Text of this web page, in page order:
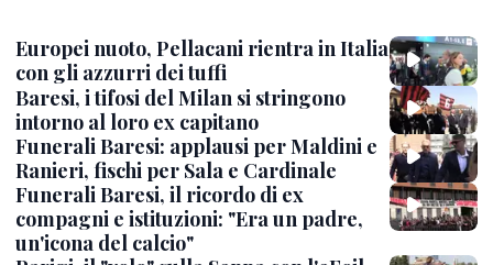
Europei nuoto, Pellacani rientra in Italia
con gli azzurri dei tuffi
Baresi, i tifosi del Milan si stringono
intorno al loro ex capitano
Funerali Baresi: applausi per Maldini e
Ranieri, fischi per Sala e Cardinale
Funerali Baresi, il ricordo di ex
compagni e istituzioni: "Era un padre,
un'icona del calcio"